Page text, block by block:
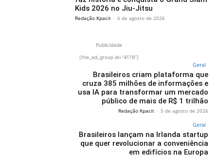
Kids 2026 no Jiu-Jitsu
Redação Kpacit - 6 de agosto de 2026
Publicidade
[the_ad_group id="4176"]
Geral
Brasileiros criam plataforma que
cruza 385 milhões de informações e
usa IA para transformar um mercado
público de mais de R$ 1 trilhão
Redação Kpacit - 5 de agosto de 2026
Geral
Brasileiros lançam na Irlanda startup
que quer revolucionar a conveniência
em edifícios na Europa